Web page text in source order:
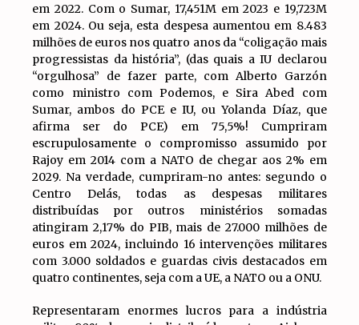
em 2022. Com o Sumar, 17,451M em 2023 e 19,723M
em 2024. Ou seja, esta despesa aumentou em 8.483
milhões de euros nos quatro anos da “coligação mais
progressistas da história”, (das quais a IU declarou
“orgulhosa” de fazer parte, com Alberto Garzón
como ministro com Podemos, e Sira Abed com
Sumar, ambos do PCE e IU, ou Yolanda Díaz, que
afirma ser do PCE) em 75,5%! Cumpriram
escrupulosamente o compromisso assumido por
Rajoy em 2014 com a NATO de chegar aos 2% em
2029. Na verdade, cumpriram-no antes: segundo o
Centro Delás, todas as despesas militares
distribuídas por outros ministérios somadas
atingiram 2,17% do PIB, mais de 27.000 milhões de
euros em 2024, incluindo 16 intervenções militares
com 3.000 soldados e guardas civis destacados em
quatro continentes, seja com a UE, a NATO ou a ONU.
Representaram enormes lucros para a indústria